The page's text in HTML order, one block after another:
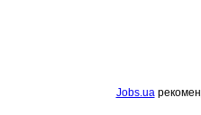
Jobs.ua